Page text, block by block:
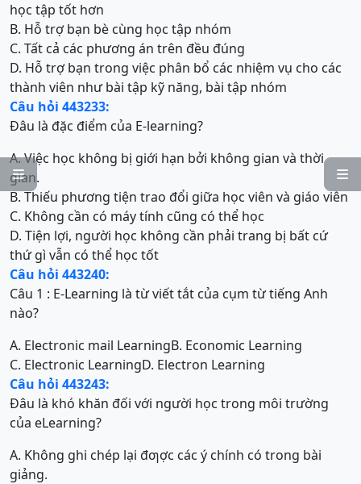


học tập tốt hơn
B. Hỗ trợ bạn bè cùng học tập nhóm
C. Tất cả các phương án trên đều đúng
D. Hỗ trợ bạn trong việc phân bổ các nhiệm vụ cho các
thành viên như bài tập kỹ năng, bài tập nhóm
Câu hỏi 443233:
Đâu là đặc điểm của E-learning?
A. Việc học không bị giới hạn bởi không gian và thời
gian.
B. Thiếu phương tiện trao đổi giữa học viên và giáo viên
C. Không cần có máy tính cũng có thể học
D. Tiện lợi, người học không cần phải trang bị bất cứ
thứ gì vẫn có thể học tốt
Câu hỏi 443240:
Câu 1 : E-Learning là từ viết tắt của cụm từ tiếng Anh
nào?
A. Electronic mail LearningB. Economic Learning
C. Electronic LearningD. Electron Learning
Câu hỏi 443243:
Đâu là khó khăn đối với người học trong môi trường
của eLearning?
A. Không ghi chép lại đƣợc các ý chính có trong bài
giảng.